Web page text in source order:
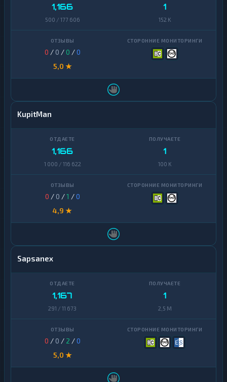
1,166
500 / 177 606
1
152 K
0 / 0 /0 /0
5,0 ★
KupitMan
1,166
1 000 / 116 622
1
100 K
0 / 0 /1 /0
4,9 ★
Sapsanex
1,167
291 / 11 673
1
2,5 M
0 / 0 / 2 /0
5,0 ★